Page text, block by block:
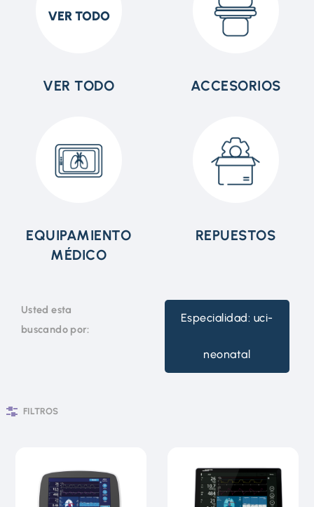
VER TODO
VER TODO ACCESORIOS
EQUIPAMIENTO
MÉDICO
REPUESTOS
Usted esta
buscando por:
Especialidad: uci-
neonatal
FILTROS